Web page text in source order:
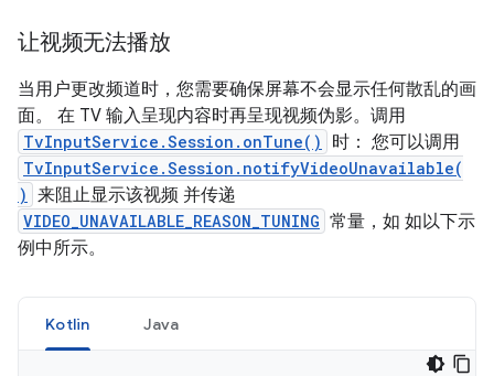
让视频无法播放
当用户更改频道时，您需要确保屏幕不会显示任何散乱的画
面。 在 TV 输入呈现内容时再呈现视频伪影。调用
TvInputService.Session.onTune() 时： 您可以调用
TvInputService.Session.notifyVideoUnavailable(
) 来阻止显示该视频 并传递
VIDEO_UNAVAILABLE_REASON_TUNING 常量，如 如以下示
例中所示。
Kotlin Java